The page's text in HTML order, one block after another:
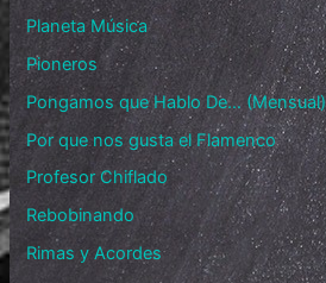
Planeta Música
Pioneros
Pongamos que Hablo De… (Mensual)
Por que nos gusta el Flamenco
Profesor Chiflado
Rebobinando
Rimas y Acordes